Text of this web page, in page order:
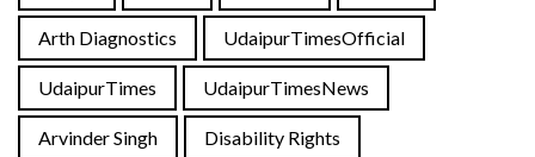
Arth Diagnostics UdaipurTimesOfficial
UdaipurTimes UdaipurTimesNews
Arvinder Singh Disability Rights